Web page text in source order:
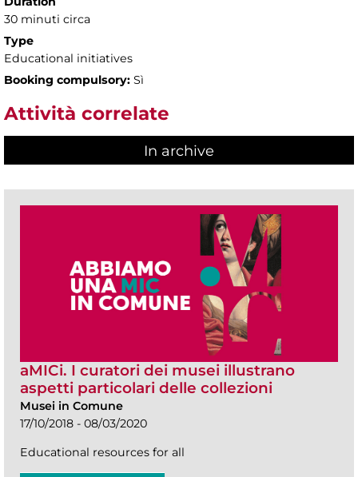
30 minuti circa
Type
Educational initiatives
Booking compulsory: Sì
Attività correlate
In archive
aMICi. I curatori dei musei illustrano
aspetti particolari delle collezioni
Musei in Comune
17/10/2018 - 08/03/2020
Educational resources for all